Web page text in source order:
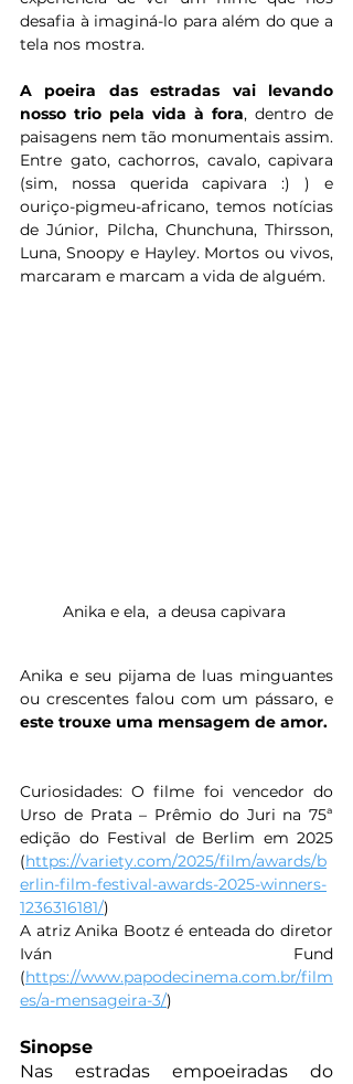
desafia à imaginá-lo para além do que a
tela nos mostra.
A poeira das estradas vai levando
nosso trio pela vida à fora, dentro de
paisagens nem tão monumentais assim.
Entre gato, cachorros, cavalo, capivara
(sim, nossa querida capivara :) ) e
ouriço-pigmeu-africano, temos notícias
de Júnior, Pilcha, Chunchuna, Thirsson,
Luna, Snoopy e Hayley. Mortos ou vivos,
marcaram e marcam a vida de alguém.
Anika e ela,  a deusa capivara
Anika e seu pijama de luas minguantes
este trouxe uma mensagem de amor.
Curiosidades: O filme foi vencedor do
Urso de Prata – Prêmio do Juri na 75ª
edição do Festival de Berlim em 2025
(https://variety.com/2025/film/awards/b
erlin-film-festival-awards-2025-winners-
1236316181/)
A atriz Anika Bootz é enteada do diretor
Iván Fund
(https://www.papodecinema.com.br/film
es/a-mensageira-3/)
Sinopse
Nas estradas empoeiradas do